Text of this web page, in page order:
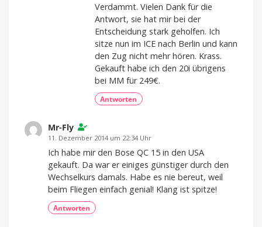
Verdammt. Vielen Dank für die
Antwort, sie hat mir bei der
Entscheidung stark geholfen. Ich
sitze nun im ICE nach Berlin und kann
den Zug nicht mehr hören. Krass.
Gekauft habe ich den 20i übrigens
bei MM für 249€.
Antworten
Mr-Fly
11. Dezember 2014 um 22:34 Uhr
Ich habe mir den Bose QC 15 in den USA
gekauft. Da war er einiges günstiger durch den
Wechselkurs damals. Habe es nie bereut, weil
beim Fliegen einfach genial! Klang ist spitze!
Antworten